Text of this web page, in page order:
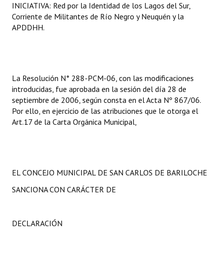
REFORMA DE LA CARTA ORGÁNICA
INICIATIVA: Red por la Identidad de los Lagos del Sur,
Corriente de Militantes de Río Negro y Neuquén y la
APDDHH.
La Resolución N° 288-PCM-06, con las modificaciones
introducidas, fue aprobada en la sesión del día 28 de
septiembre de 2006, según consta en el Acta Nº 867/06.
Por ello, en ejercicio de las atribuciones que le otorga el
Art.17 de la Carta Orgánica Municipal,
EL CONCEJO MUNICIPAL DE SAN CARLOS DE BARILOCHE
SANCIONA CON CARÁCTER DE
DECLARACIÓN